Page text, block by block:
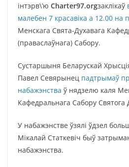
інтэрв\’ю Charter97.orgзаклікаў
малебен 7 красавіка а 12.00 на
Менскага Свята-Духавага
(праваслаўнага) Сабору.
Сустаршыня Беларускай
Павел Севярынец падтрымаў
набажэнства ў нядзелю каля
Кафедральнага Сабору Святога
У набажэнстве ўзялі ўдзел
Мікалай Статкевіч быў
набажэнства.